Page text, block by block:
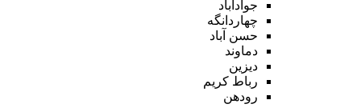
جوادآباد
چهاردانگه
حسن آباد
دماوند
دیزین
رباط کریم
رودهن